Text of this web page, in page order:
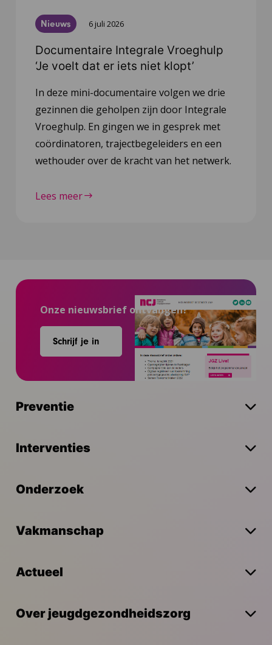
Nieuws 6 juli 2026
Documentaire Integrale Vroeghulp
‘Je voelt dat er iets niet klopt’
In deze mini-documentaire volgen we drie
gezinnen die geholpen zijn door Integrale
Vroeghulp. En gingen we in gesprek met
coördinatoren, trajectbegeleiders en een
wethouder over de kracht van het netwerk.
Lees meer
Onze nieuwsbrief ontvangen?
Schrijf je in
Preventie
Interventies
Onderzoek
Vakmanschap
Actueel
Over jeugdgezondheidszorg